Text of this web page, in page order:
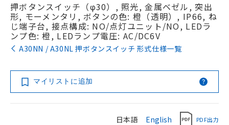
押ボタンスイッチ（φ30）, 照光, 金属ベゼル, 突出
形, モーメンタリ, ボタンの色: 橙（透明）, IP66, ね
じ端子台, 接点構成: NO/点灯ユニット/NO, LEDラ
ンプ色: 橙, LEDランプ電圧: AC/DC6V
A30NN / A30NL 押ボタンスイッチ 形式仕様一覧
マイリストに追加
日本語 English PDF出力